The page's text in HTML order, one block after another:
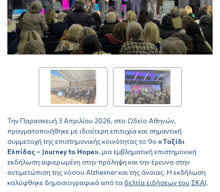
Την Παρασκευή 3 Απριλίου 2026, στο Ωδείο Αθηνών,
πραγματοποιήθηκε με ιδιαίτερη επιτυχία και σημαντική
συμμετοχή της επιστημονικής κοινότητας το 9ο «Ταξίδι
Ελπίδας – Journey to Hope», μια εμβληματική επιστημονική
εκδήλωση αφιερωμένη στην πρόληψη και την έρευνα στην
αντιμετώπιση της νόσου Alzheimer και της άνοιας. Η εκδήλωση
καλύφθηκε δημοσιογραφικά από τα δελτία ειδήσεων του ΣΚΑΙ.